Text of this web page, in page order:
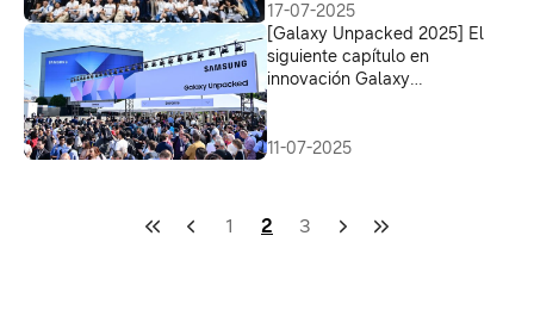
17-07-2025
[Galaxy Unpacked 2025] El
siguiente capítulo en
innovación Galaxy
11-07-2025
1 2 3